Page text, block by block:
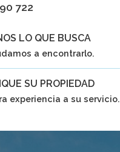
722
LO QUE BUSCA
a encontrarlo.
SU PROPIEDAD
experiencia a su servicio.